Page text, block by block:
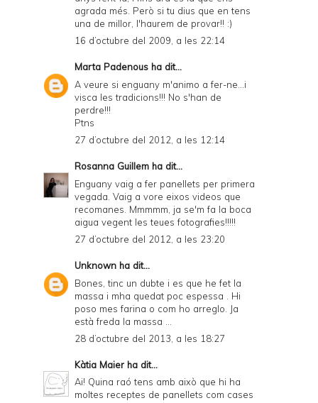
agrada més. Però si tu dius que en tens
una de millor, l'haurem de provar!! :)
16 d’octubre del 2009, a les 22:14
Marta Padenous ha dit...
A veure si enguany m'animo a fer-ne...i
visca les tradicions!!! No s'han de
perdre!!!
Ptns
27 d’octubre del 2012, a les 12:14
Rosanna Guillem ha dit...
Enguany vaig a fer panellets per primera
vegada. Vaig a vore eixos videos que
recomanes. Mmmmm, ja se'm fa la boca
aigua vegent les teues fotografies!!!!!
27 d’octubre del 2012, a les 23:20
Unknown ha dit...
Bones, tinc un dubte i es que he fet la
massa i mha quedat poc espessa . Hi
poso mes farina o com ho arreglo. Ja
està freda la massa ...
28 d’octubre del 2013, a les 18:27
Kàtia Maier ha dit...
Ai! Quina raó tens amb això que hi ha
moltes receptes de panellets com cases